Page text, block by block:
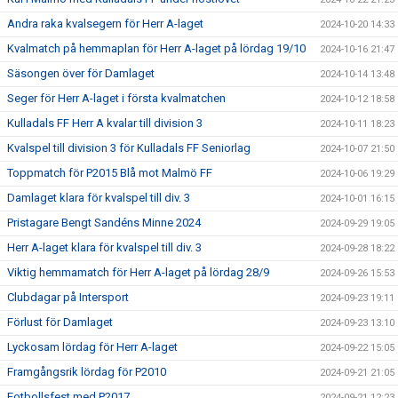
Andra raka kvalsegern för Herr A-laget 2024-10-20 14:33
Kvalmatch på hemmaplan för Herr A-laget på lördag 19/10 2024-10-16 21:47
Säsongen över för Damlaget 2024-10-14 13:48
Seger för Herr A-laget i första kvalmatchen 2024-10-12 18:58
Kulladals FF Herr A kvalar till division 3 2024-10-11 18:23
Kvalspel till division 3 för Kulladals FF Seniorlag 2024-10-07 21:50
Toppmatch för P2015 Blå mot Malmö FF 2024-10-06 19:29
Damlaget klara för kvalspel till div. 3 2024-10-01 16:15
Pristagare Bengt Sandéns Minne 2024 2024-09-29 19:05
Herr A-laget klara för kvalspel till div. 3 2024-09-28 18:22
Viktig hemmamatch för Herr A-laget på lördag 28/9 2024-09-26 15:53
Clubdagar på Intersport 2024-09-23 19:11
Förlust för Damlaget 2024-09-23 13:10
Lyckosam lördag för Herr A-laget 2024-09-22 15:05
Framgångsrik lördag för P2010 2024-09-21 21:05